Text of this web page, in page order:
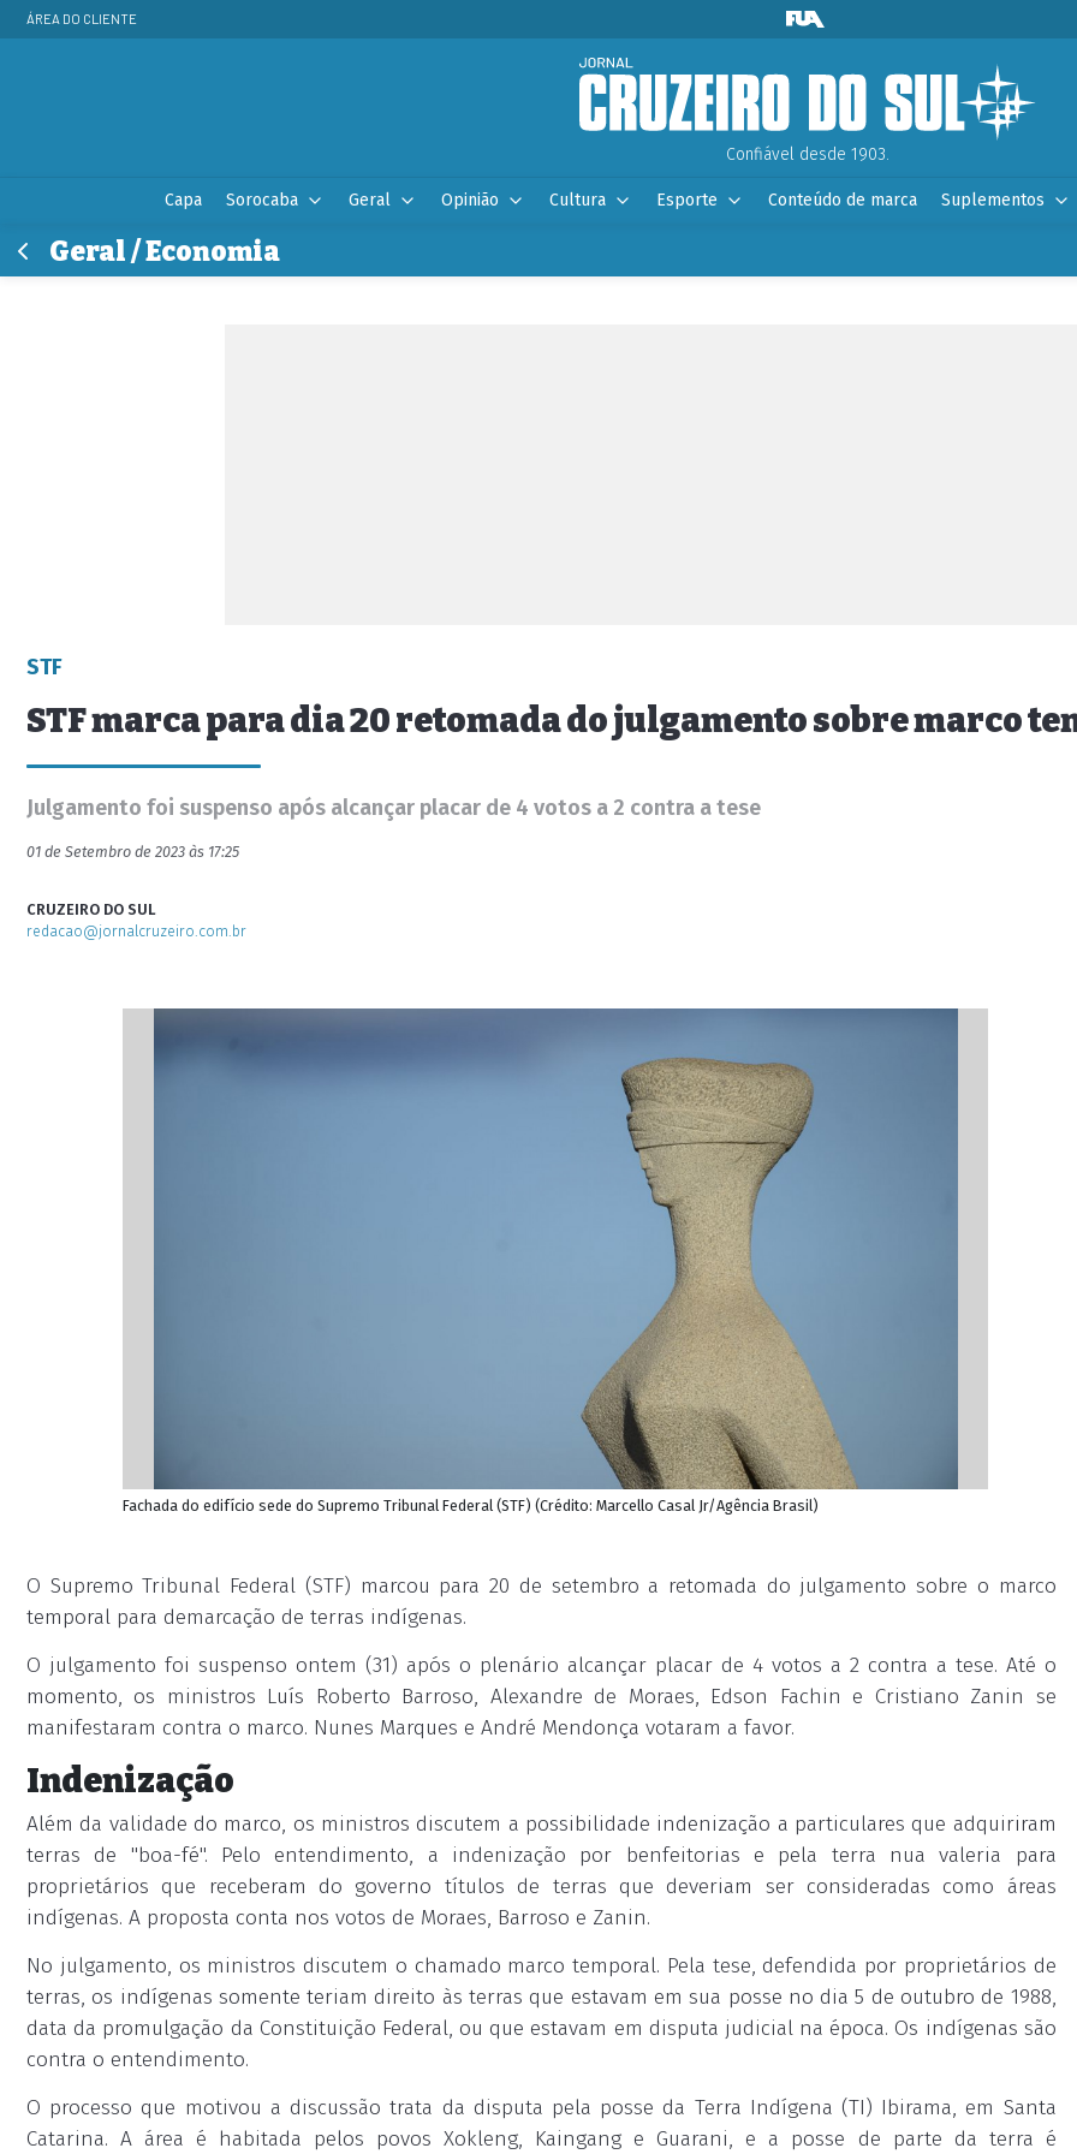
ÁREA DO CLIENTE
Confiável desde 1903.
Capa Sorocaba Geral Opinião Cultura Esporte Conteúdo de marca Suplementos
Geral / Economia
STF
STF marca para dia 20 retomada do julgamento sobre marco
Julgamento foi suspenso após alcançar placar de 4 votos a 2 contra a tese
01 de Setembro de 2023 às 17:25
CRUZEIRO DO SUL
redacao@jornalcruzeiro.com.br
Fachada do edifício sede do Supremo Tribunal Federal (STF) (Crédito: Marcello Casal Jr/Agência Brasil)
O Supremo Tribunal Federal (STF) marcou para 20 de setembro a retomada do julgamento sobre o marco
temporal para demarcação de terras indígenas.
O julgamento foi suspenso ontem (31) após o plenário alcançar placar de 4 votos a 2 contra a tese. Até o
momento, os ministros Luís Roberto Barroso, Alexandre de Moraes, Edson Fachin e Cristiano Zanin se
manifestaram contra o marco. Nunes Marques e André Mendonça votaram a favor.
Indenização
Além da validade do marco, os ministros discutem a possibilidade indenização a particulares que adquiriram
terras de "boa-fé". Pelo entendimento, a indenização por benfeitorias e pela terra nua valeria para
proprietários que receberam do governo títulos de terras que deveriam ser consideradas como áreas
indígenas. A proposta conta nos votos de Moraes, Barroso e Zanin.
No julgamento, os ministros discutem o chamado marco temporal. Pela tese, defendida por proprietários de
terras, os indígenas somente teriam direito às terras que estavam em sua posse no dia 5 de outubro de 1988,
data da promulgação da Constituição Federal, ou que estavam em disputa judicial na época. Os indígenas são
contra o entendimento.
O processo que motivou a discussão trata da disputa pela posse da Terra Indígena (TI) Ibirama, em Santa
Catarina. A área é habitada pelos povos Xokleng, Kaingang e Guarani, e a posse de parte da terra é